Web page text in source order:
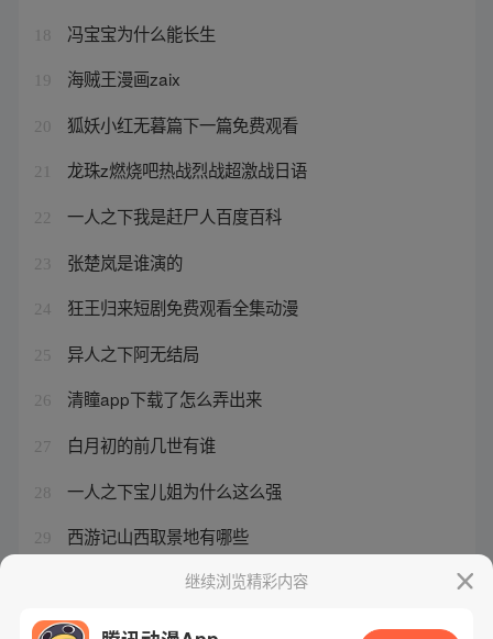
18 冯宝宝为什么能长生
19 海贼王漫画zaix
20 狐妖小红无暮篇下一篇免费观看
21 龙珠z燃烧吧热战烈战超激战日语
22 一人之下我是赶尸人百度百科
23 张楚岚是谁演的
24 狂王归来短剧免费观看全集动漫
25 异人之下阿无结局
26 清瞳app下载了怎么弄出来
27 白月初的前几世有谁
28 一人之下宝儿姐为什么这么强
29 西游记山西取景地有哪些
元尊武瑶结局如何继续浏览精彩内容